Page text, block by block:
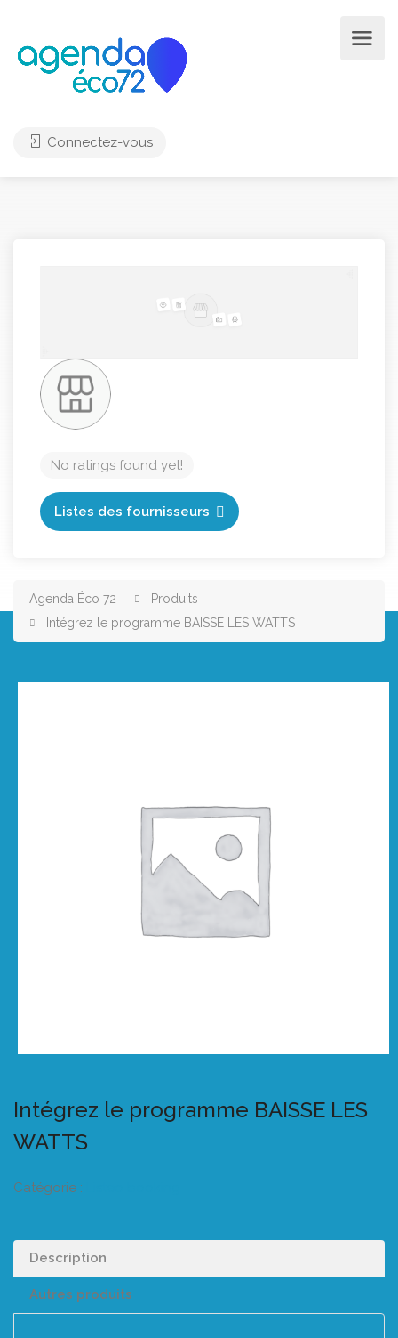
Connectez-vous
No ratings found yet!
Listes des fournisseurs
Agenda Éco 72
Produits
Intégrez le programme BAISSE LES WATTS
Intégrez le programme BAISSE LES
WATTS
Catégorie :
Description
Autres produits